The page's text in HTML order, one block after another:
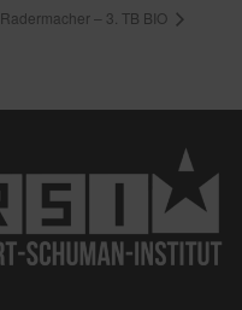
Radermacher – 3. TB BIO